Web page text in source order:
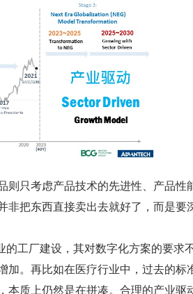
只考虑产品技术的先进性、产品性
非把东西直接卖出去就好了，而是要
工厂建设，其对数字化方案的要求
加。再比如在医疗行业中，过去的标
质上仍然是在拼凑。合理的产业驱